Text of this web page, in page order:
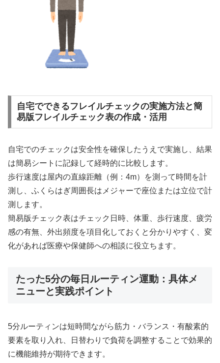
自宅でできるフレイルチェックの実施方法と簡
易版フレイルチェック表の作成・活用
自宅でのチェックは安全性を確保したうえで実施し、結果
は簡易シートに記録して経時的に比較します。
歩行速度は屋内の直線距離（例：4m）を測って時間を計
測し、ふくらはぎ周囲長はメジャーで座位または立位で計
測します。
簡易版チェック表はチェック日時、体重、歩行速度、疲労
感の有無、外出頻度を項目化しておくと分かりやすく、変
化があれば医療や保健師への相談に役立ちます。
たった5分の毎日ルーティン運動：具体メ
ニューと実践ポイント
5分ルーティンは短時間ながら筋力・バランス・有酸素的
要素を取り入れ、日替わりで負荷を調整することで効果的
に機能維持が期待できます。